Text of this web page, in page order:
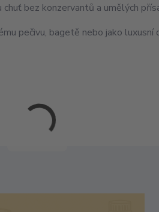
bez konzervantů a umělých
pečivu, bagetě nebo jako luxusní